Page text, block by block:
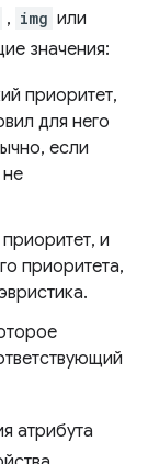
, img или
значения:
приоритет,
для него
если
и
приоритета,
атрибута